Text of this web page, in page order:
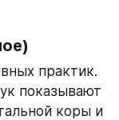
практик.
показывают
коры и